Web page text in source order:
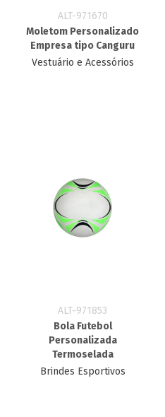
ALT-971670
Moletom Personalizado
Empresa tipo Canguru
Vestuário e Acessórios
ALT-971853
Bola Futebol
Personalizada​
Termoselada
Brindes Esportivos